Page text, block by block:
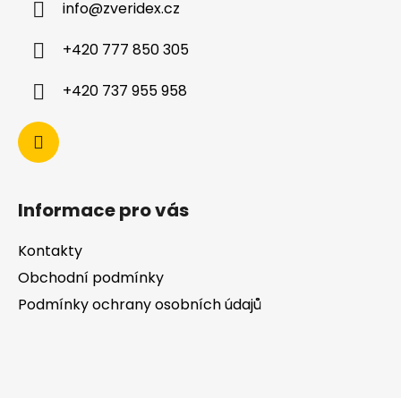
info@zveridex.cz
+420 777 850 305
+420 737 955 958
Informace pro vás
Kontakty
Obchodní podmínky
Podmínky ochrany osobních údajů